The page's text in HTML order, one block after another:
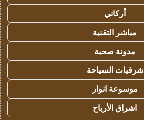
أركاني
مباشر التقنية
مدونة صحبة
شرقيات السياحة
موسوعة انوار
اشراق الأرباح